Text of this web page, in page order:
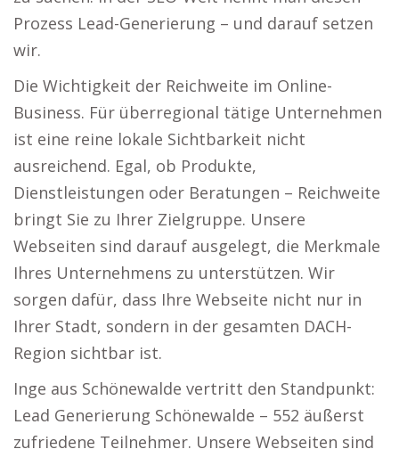
Prozess Lead-Generierung – und darauf setzen
wir.
Die Wichtigkeit der Reichweite im Online-
Business. Für überregional tätige Unternehmen
ist eine reine lokale Sichtbarkeit nicht
ausreichend. Egal, ob Produkte,
Dienstleistungen oder Beratungen – Reichweite
bringt Sie zu Ihrer Zielgruppe. Unsere
Webseiten sind darauf ausgelegt, die Merkmale
Ihres Unternehmens zu unterstützen. Wir
sorgen dafür, dass Ihre Webseite nicht nur in
Ihrer Stadt, sondern in der gesamten DACH-
Region sichtbar ist.
Inge aus Schönewalde vertritt den Standpunkt:
Lead Generierung Schönewalde – 552 äußerst
zufriedene Teilnehmer. Unsere Webseiten sind